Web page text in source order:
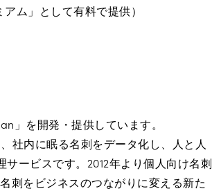
ム」として有料で提供）
」を開発・提供しています。
社内に眠る名刺をデータ化し、人と人
ービスです。2012年より個人向け名刺
刺をビジネスのつながりに変える新た